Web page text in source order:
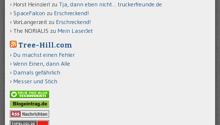
Horst Heinzierl zu Tja, dann eben nicht… truckerfreunde.de
SpaceFalcon zu Erschreckend!
VorLangerzeit zu Erschreckend!
The NORIALIS zu Mein LaserJet
Tree-Hill.com
Du machst einen Fehler
Wenn Einen, dann Alle
Damals gefährlich
Messer und Stich